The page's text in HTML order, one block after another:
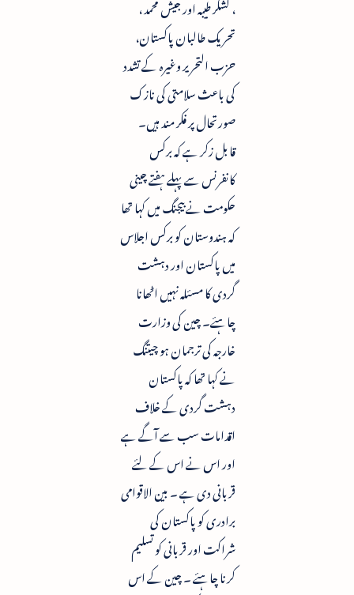
، لشکر طیبہ اور جیش محمد ،
تحریک طالبان پاکستان،
حزب التحریر وغیرہ کے تشدد
کی باعث سلامتی کی نازک
صورتحال پر فکر مند ہیں۔
قابل زکر ہے کہ برکس
کانفرنس سے پہلے ہفتے چینی
حکومت نے بیجنگ میں کہا تھا
کہ ہندوستان کو برکس اجلاس
میں پاکستان اور دہشت
گردی کا مسئلہ نہیں اٹھانا
چاہئے۔ چین کی وزارت
خارجہ کی ترجمان ہو چیتنگ
نے کہا تھا کہ پاکستان
دہشت گردی کے خلاف
اقدامات سب سے آگے ہے
اور اس نے اس کے لئے
قربانی دی ہے ۔ بین الاقوامی
برادری کو پاکستان کی
شراکت اور قربانی کو تسلیم
کرنا چاہئے ۔ چین کے اس